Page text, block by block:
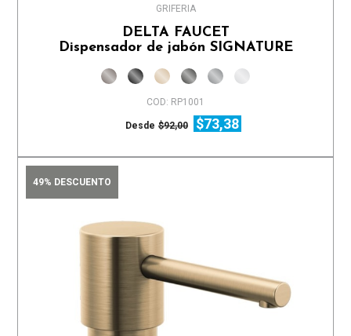
GRIFERIA
DELTA FAUCET
Dispensador de jabón SIGNATURE
COD: RP1001
Desde $92,00 $73,38
49% DESCUENTO